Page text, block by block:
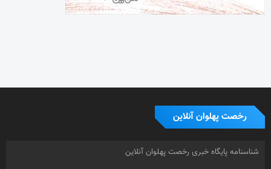
رخصت پهلوان آنلاین
شناسنامه پایگاه خبری رخصت پهلوان آنلاین